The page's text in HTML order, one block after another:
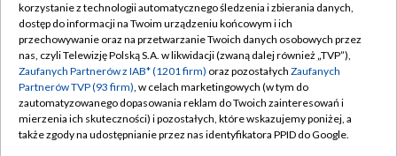
TVP
Abonament TVP
Emisja w TVP
Centrum informacji TVP
Naziemna Telewizja Cyfrowa
Regulamin TVP
Polityka prywatności
Moje zgody
Pomoc
korzystanie z technologii automatycznego śledzenia i zbierania danych,
dostęp do informacji na Twoim urządzeniu końcowym i ich
przechowywanie oraz na przetwarzanie Twoich danych osobowych przez
nas, czyli Telewizję Polską S.A. w likwidacji (zwaną dalej również „TVP”),
Zaufanych Partnerów z IAB* (1201 firm) oraz pozostałych Zaufanych
Partnerów TVP (93 firm), w celach marketingowych (w tym do
zautomatyzowanego dopasowania reklam do Twoich zainteresowań i
mierzenia ich skuteczności) i pozostałych, które wskazujemy poniżej, a
także zgody na udostępnianie przez nas identyfikatora PPID do Google.